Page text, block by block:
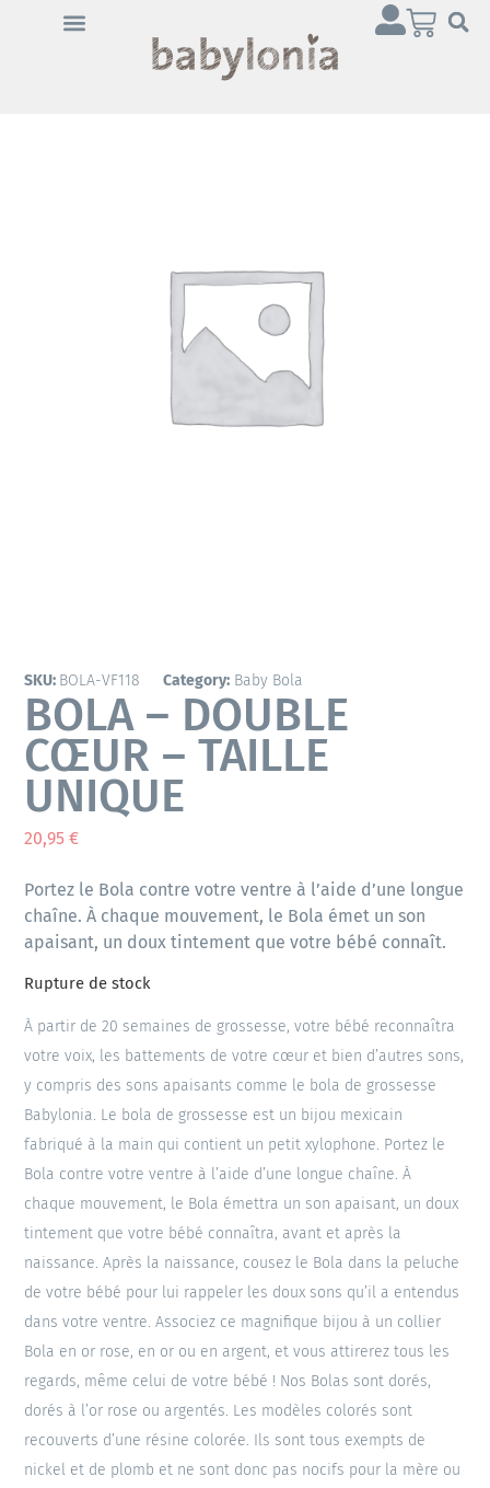
SKU: BOLA-VF118 Category: Baby Bola
BOLA – DOUBLE
CŒUR – TAILLE
UNIQUE
20,95€
Portez le Bola contre votre ventre à l’aide d’une longue
chaîne. À chaque mouvement, le Bola émet un son
apaisant, un doux tintement que votre bébé connaît.
Rupture de stock
À partir de 20 semaines de grossesse, votre bébé reconnaîtra
votre voix, les battements de votre cœur et bien d’autres sons,
y compris des sons apaisants comme le bola de grossesse
Babylonia. Le bola de grossesse est un bijou mexicain
fabriqué à la main qui contient un petit xylophone. Portez le
Bola contre votre ventre à l’aide d’une longue chaîne. À
chaque mouvement, le Bola émettra un son apaisant, un doux
tintement que votre bébé connaîtra, avant et après la
naissance. Après la naissance, cousez le Bola dans la peluche
de votre bébé pour lui rappeler les doux sons qu’il a entendus
dans votre ventre. Associez ce magnifique bijou à un collier
Bola en or rose, en or ou en argent, et vous attirerez tous les
regards, même celui de votre bébé ! Nos Bolas sont dorés,
dorés à l’or rose ou argentés. Les modèles colorés sont
recouverts d’une résine colorée. Ils sont tous exempts de
nickel et de plomb et ne sont donc pas nocifs pour la mère ou